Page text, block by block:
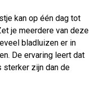
kan op één dag tot
je meerdere van deze
bladluizen er in
De ervaring leert dat
sterker zijn dan de